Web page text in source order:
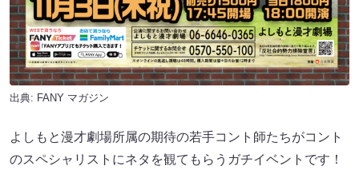
出典: FANY マガジン
よしもと漫才劇場所属の期待の若手コント師たちがコント
のスペシャリストにネタを観てもらうガチイベントです！